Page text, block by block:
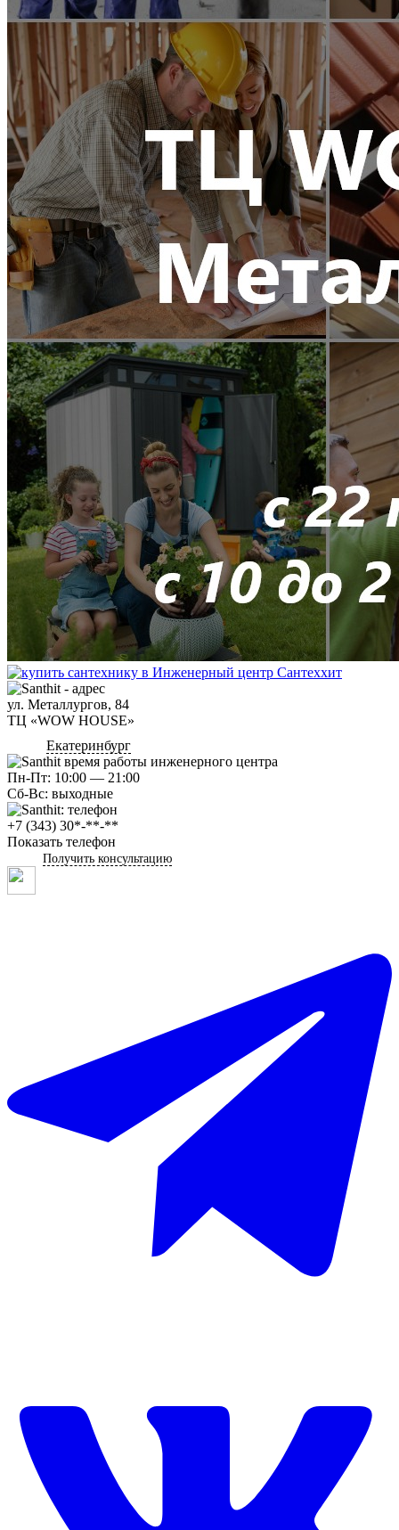
ул. Металлургов, 84
ТЦ «WOW HOUSE»
Екатеринбург
Пн-Пт: 10:00 — 21:00
Сб-Вс: выходные
+7 (343) 30*-**-**
Показать телефон
Получить консультацию